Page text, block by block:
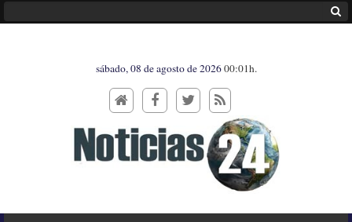
sábado, 08 de agosto de 202600:01h.